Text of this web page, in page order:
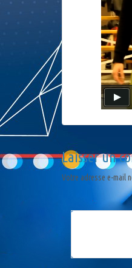
Laisser un
Votre adresse e-mail